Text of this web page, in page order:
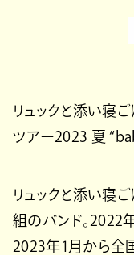
リュックと添い寝
ツアー2023 夏
リュックと添い寝
組のバンド。2022
2023年1月から全